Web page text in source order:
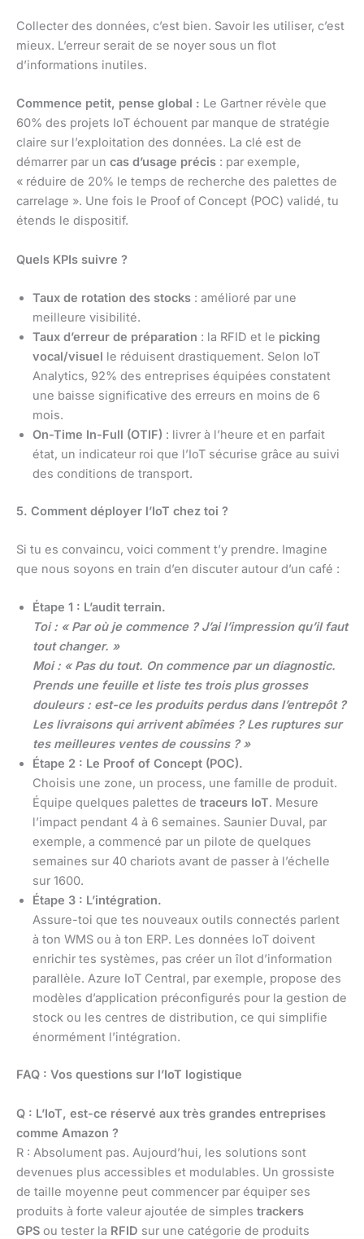
Collecter des données, c’est bien. Savoir les utiliser, c’est
mieux. L’erreur serait de se noyer sous un flot
d’informations inutiles.
Commence petit, pense global : Le Gartner révèle que
60% des projets IoT échouent par manque de stratégie
claire sur l’exploitation des données. La clé est de
démarrer par un cas d’usage précis : par exemple,
« réduire de 20% le temps de recherche des palettes de
carrelage ». Une fois le Proof of Concept (POC) validé, tu
étends le dispositif.
Quels KPIs suivre ?
Taux de rotation des stocks : amélioré par une
meilleure visibilité.
Taux d’erreur de préparation : la RFID et le picking
vocal/visuel le réduisent drastiquement. Selon IoT
Analytics, 92% des entreprises équipées constatent
une baisse significative des erreurs en moins de 6
mois.
On-Time In-Full (OTIF) : livrer à l’heure et en parfait
état, un indicateur roi que l’IoT sécurise grâce au suivi
des conditions de transport.
5. Comment déployer l’IoT chez toi ?
Si tu es convaincu, voici comment t’y prendre. Imagine
que nous soyons en train d’en discuter autour d’un café :
Étape 1 : L’audit terrain.
Toi : « Par où je commence ? J’ai l’impression qu’il faut
tout changer. »
Moi : « Pas du tout. On commence par un diagnostic.
Prends une feuille et liste tes trois plus grosses
douleurs : est-ce les produits perdus dans l’entrepôt ?
Les livraisons qui arrivent abîmées ? Les ruptures sur
tes meilleures ventes de coussins ? »
Étape 2 : Le Proof of Concept (POC).
Choisis une zone, un process, une famille de produit.
Équipe quelques palettes de traceurs IoT. Mesure
l’impact pendant 4 à 6 semaines. Saunier Duval, par
exemple, a commencé par un pilote de quelques
semaines sur 40 chariots avant de passer à l’échelle
sur 1600.
Étape 3 : L’intégration.
Assure-toi que tes nouveaux outils connectés parlent
à ton WMS ou à ton ERP. Les données IoT doivent
enrichir tes systèmes, pas créer un îlot d’information
parallèle. Azure IoT Central, par exemple, propose des
modèles d’application préconfigurés pour la gestion de
stock ou les centres de distribution, ce qui simplifie
énormément l’intégration.
FAQ : Vos questions sur l’IoT logistique
Q : L’IoT, est-ce réservé aux très grandes entreprises
comme Amazon ?
R : Absolument pas. Aujourd’hui, les solutions sont
devenues plus accessibles et modulables. Un grossiste
de taille moyenne peut commencer par équiper ses
produits à forte valeur ajoutée de simples trackers
GPS ou tester la RFID sur une catégorie de produits